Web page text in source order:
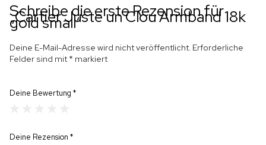
Schreibe die erste Rezension für
„Cartier Juste un Clou Armband 18k
gold small“
Deine E-Mail-Adresse wird nicht veröffentlicht. Erforderliche
Felder sind mit * markiert
Deine Bewertung *
Deine Rezension *